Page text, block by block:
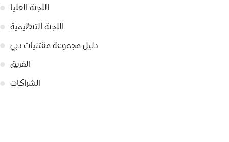
● اللجنة العليا
● اللجنة التنظيمية
● دليل مجموعة مقتنيات دبي
● الفريق
● الشراكات